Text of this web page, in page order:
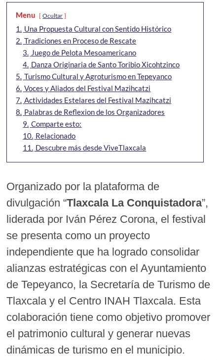
Menu Ocultar
1. Una Propuesta Cultural con Sentido Histórico
2. Tradiciones en Proceso de Rescate
3. Juego de Pelota Mesoamericano
4. Danza Originaria de Santo Toribio Xicohtzinco
5. Turismo Cultural y Agroturismo en Tepeyanco
6. Voces y Aliados del Festival Mazihcatzi
7. Actividades Estelares del Festival Mazihcatzi
8. Palabras de Reflexion de los Organizadores
9. Comparte esto:
10. Relacionado
11. Descubre más desde ViveTlaxcala
Organizado por la plataforma de
divulgación “Tlaxcala La Conquistadora”,
liderada por Iván Pérez Corona, el festival
se presenta como un proyecto
independiente que ha logrado consolidar
alianzas estratégicas con el Ayuntamiento
de Tepeyanco, la Secretaría de Turismo de
Tlaxcala y el Centro INAH Tlaxcala. Esta
colaboración tiene como objetivo promover
el patrimonio cultural y generar nuevas
dinámicas de turismo en el municipio.